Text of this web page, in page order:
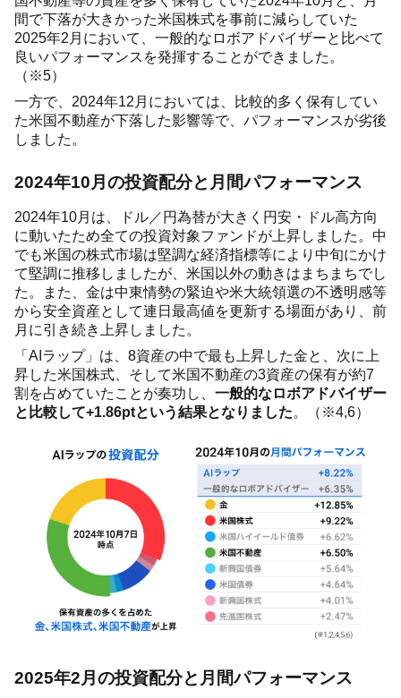
間で下落が大きかった米国株式を事前に減らしていた
2025年2月において、一般的なロボアドバイザーと比べて
良いパフォーマンスを発揮することができました。
（※5）
一方で、2024年12月においては、比較的多く保有してい
た米国不動産が下落した影響等で、パフォーマンスが劣後
しました。
2024年10月の投資配分と月間パフォーマンス
2024年10月は、ドル／円為替が大きく円安・ドル高方向
に動いたため全ての投資対象ファンドが上昇しました。中
でも米国の株式市場は堅調な経済指標等により中旬にかけ
て堅調に推移しましたが、米国以外の動きはまちまちでし
た。また、金は中東情勢の緊迫や米大統領選の不透明感等
から安全資産として連日最高値を更新する場面があり、前
月に引き続き上昇しました。
「AIラップ」は、8資産の中で最も上昇した金と、次に上
昇した米国株式、そして米国不動産の3資産の保有が約7
割を占めていたことが奏功し、 一般的なロボアドバイザー
と比較して+1.86ptという結果となりました。（※4,6）
2025年2月の投資配分と月間パフォーマンス